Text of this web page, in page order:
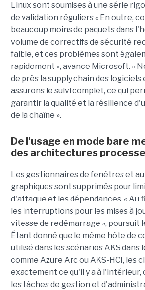
Linux sont soumises à une série
de validation réguliers « En outre,
beaucoup moins de paquets dans
volume de correctifs de sécurité
faible, et ces problèmes sont
rapidement », avance Microsoft. «
de près la supply chain des logiciels
assurons le suivi complet, ce qui
garantir la qualité et la résilience
de la chaîne ».
De l'usage en mode bare
des architectures
Les gestionnaires de fenêtres et
graphiques sont supprimés pour
d'attaque et les dépendances. « Au
les interruptions pour les mises à
vitesse de redémarrage », poursuit
Étant donné que le même hôte de
utilisé dans les scénarios AKS dans
comme Azure Arc ou AKS-HCI, les
exactement ce qu'il y a à l'intérieur,
les tâches de gestion et